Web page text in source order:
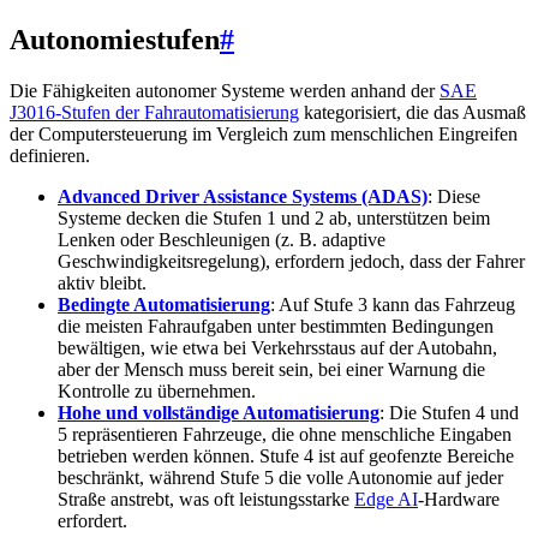
Autonomiestufen#
Die Fähigkeiten autonomer Systeme werden anhand der SAE
J3016-Stufen der Fahrautomatisierung kategorisiert, die das Ausmaß
der Computersteuerung im Vergleich zum menschlichen Eingreifen
definieren.
Advanced Driver Assistance Systems (ADAS): Diese
Systeme decken die Stufen 1 und 2 ab, unterstützen beim
Lenken oder Beschleunigen (z. B. adaptive
Geschwindigkeitsregelung), erfordern jedoch, dass der Fahrer
aktiv bleibt.
Bedingte Automatisierung: Auf Stufe 3 kann das Fahrzeug
die meisten Fahraufgaben unter bestimmten Bedingungen
bewältigen, wie etwa bei Verkehrsstaus auf der Autobahn,
aber der Mensch muss bereit sein, bei einer Warnung die
Kontrolle zu übernehmen.
Hohe und vollständige Automatisierung: Die Stufen 4 und
5 repräsentieren Fahrzeuge, die ohne menschliche Eingaben
betrieben werden können. Stufe 4 ist auf geofenzte Bereiche
beschränkt, während Stufe 5 die volle Autonomie auf jeder
Straße anstrebt, was oft leistungsstarke Edge AI-Hardware
erfordert.